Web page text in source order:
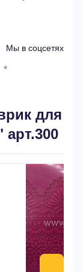
Мы в соцсетях
*
для